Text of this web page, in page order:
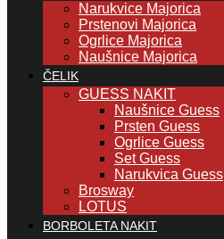
Narukvice Majorica
Prstenovi Majorica
Ogrlice Majorica
Naušnice Majorica
ČELIK
GUESS NAKIT
Naušnice Guess
Prsten Guess
Ogrlice Guess
Set Guess
Narukvica Guess
Brosway
LOTUS
BORBOLETA NAKIT